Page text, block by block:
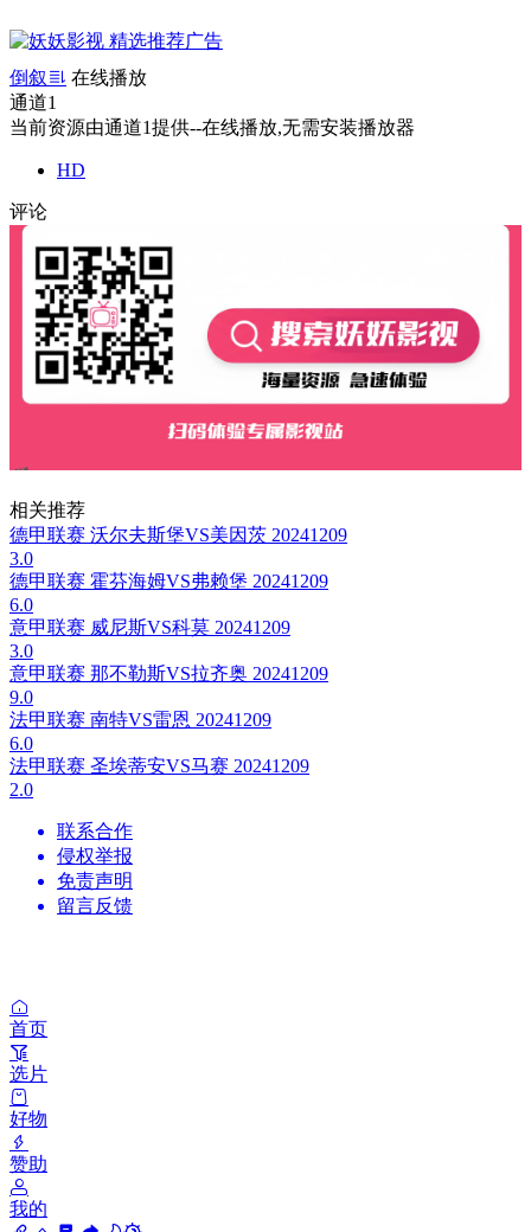
倒叙
在线播放
通道1
当前资源由通道1提供--在线播放,无需安装播放器
HD
评论
相关推荐
德甲联赛 沃尔夫斯堡VS美因茨 20241209
3.0
德甲联赛 霍芬海姆VS弗赖堡 20241209
6.0
意甲联赛 威尼斯VS科莫 20241209
3.0
意甲联赛 那不勒斯VS拉齐奥 20241209
9.0
法甲联赛 南特VS雷恩 20241209
6.0
法甲联赛 圣埃蒂安VS马赛 20241209
2.0
联系合作
侵权举报
免责声明
留言反馈
首页
选片
好物
赞助
我的